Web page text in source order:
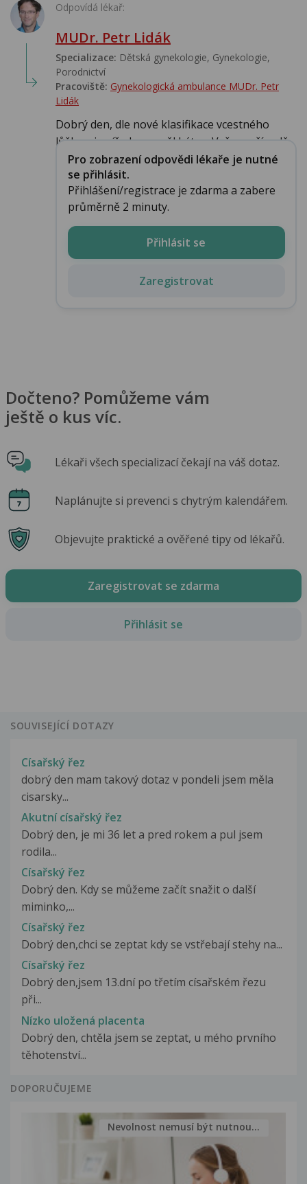
Odpovídá lékař:
MUDr. Petr Lidák
Specializace: Dětská gynekologie, Gynekologie,
Porodnictví
Pracoviště: Gynekologická ambulance MUDr. Petr
Lidák
Dobrý den, dle nové klasifikace vcestného
lůžka, viz níže by neměl být ve Vašem případě...
Pro zobrazení odpovědi lékaře je nutné
se přihlásit.
Přihlášení/registrace je zdarma a zabere
průměrně 2 minuty.
Přihlásit se
Zaregistrovat
Dočteno? Pomůžeme vám
ještě o kus víc.
Lékaři všech specializací čekají na váš dotaz.
Naplánujte si prevenci s chytrým kalendářem.
Objevujte praktické a ověřené tipy od lékařů.
Zaregistrovat se zdarma
Přihlásit se
SOUVISEJÍCÍ DOTAZY
Císařský řez
dobrý den mam takový dotaz v pondeli jsem měla
cisarsky...
Akutní císařský řez
Dobrý den, je mi 36 let a pred rokem a pul jsem
rodila...
Císařský řez
Dobrý den. Kdy se můžeme začít snažit o další
miminko,...
Císařský řez
Dobrý den,chci se zeptat kdy se vstřebají stehy na...
Císařský řez
Dobrý den,jsem 13.dní po třetím císařském řezu
při...
Nízko uložená placenta
Dobrý den, chtěla jsem se zeptat, u mého prvního
těhotenství...
DOPORUČUJEME
Nevolnost nemusí být nutnou...